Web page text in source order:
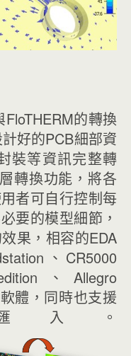
的轉換
好的PCB細部資
裝等資訊完整轉
轉換功能，將各
者可自行控制每
要的模型細節，
果，相容的EDA
、CR5000
、Allegro
體，同時也支援
入。